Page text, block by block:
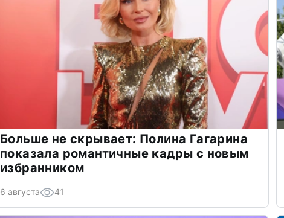
Больше не скрывает: Полина Гагарина
показала романтичные кадры с новым
избранником
6 августа 41